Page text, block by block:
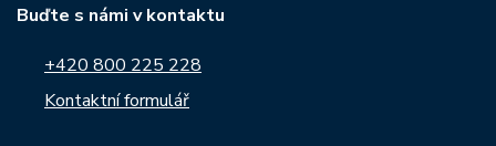
Buďte s námi v kontaktu
+420 800 225 228
Kontaktní formulář